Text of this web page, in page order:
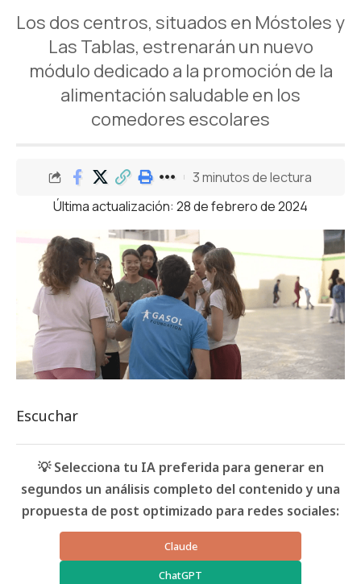
Los dos centros, situados en Móstoles y
Las Tablas, estrenarán un nuevo
módulo dedicado a la promoción de la
alimentación saludable en los
comedores escolares
Última actualización: 28 de febrero de 2024
3 minutos de lectura
Escuchar
💡 Selecciona tu IA preferida para generar en
segundos un análisis completo del contenido y una
propuesta de post optimizado para redes sociales:
Claude
ChatGPT